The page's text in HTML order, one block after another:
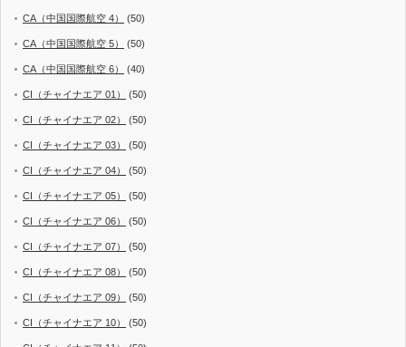
CA（中国国際航空 4） (50)
CA（中国国際航空 5） (50)
CA（中国国際航空 6） (40)
CI（チャイナエア 01） (50)
CI（チャイナエア 02） (50)
CI（チャイナエア 03） (50)
CI（チャイナエア 04） (50)
CI（チャイナエア 05） (50)
CI（チャイナエア 06） (50)
CI（チャイナエア 07） (50)
CI（チャイナエア 08） (50)
CI（チャイナエア 09） (50)
CI（チャイナエア 10） (50)